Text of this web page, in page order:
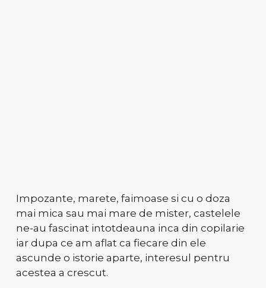
Impozante, marete, faimoase si cu o doza
mai mica sau mai mare de mister, castelele
ne-au fascinat intotdeauna inca din copilarie
iar dupa ce am aflat ca fiecare din ele
ascunde o istorie aparte, interesul pentru
acestea a crescut.